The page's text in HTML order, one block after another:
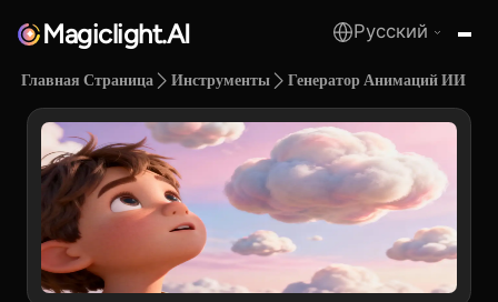
Magiclight.AI Русский
Главная Страница Инструменты Генератор Анимаций ИИ